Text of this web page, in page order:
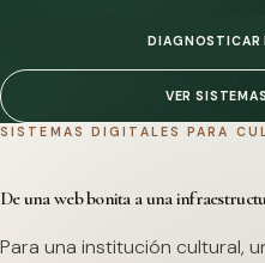
DIAGNOSTICAR
VER
SISTEMAS DIGITALES PARA
De una web bonita a una
Para una institución cultural,